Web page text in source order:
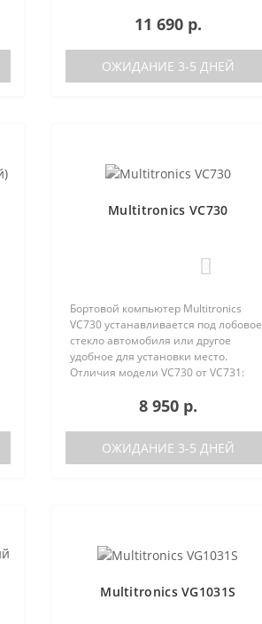
Отличия TC 740 от модели TC 750:
отсутствие голосового синтезатора
(модель TC 740 ..
11 690 р.
ОЖИДАНИЕ 3-5 ДНЕЙ
Multitronics VC730
Бортовой компьютер Multitronics
VC730 устанавливается под лобовое
стекло автомобиля или другое
удобное для установки место.
Отличия модели VC730 от VC731:
(модель VC731 с голосом)
поддерживаемые протоколы диаг..
8 950 р.
ОЖИДАНИЕ 3-5 ДНЕЙ
Multitronics VG1031S